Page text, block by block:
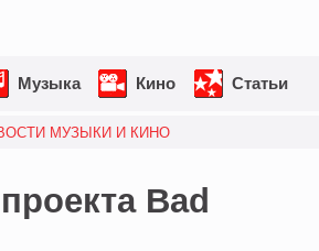
Музыка Кино Статьи
МУЗЫКИ И КИНО
Bad